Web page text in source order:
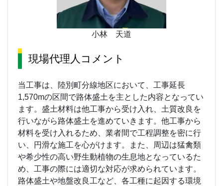
小林 天道
現場代理人コメント
当工事は、陸別町分線地区において、工事延長
1,570mの区間で路体盛土を主とした内容となってい
ます。盛土材料は他工事から受け入れ、土質改良を
行いながら路体盛土を進めていきます。他工事から
材料を受け入れるため、業者間で工程調整を密に行
い、円滑な施工を心がけます。また、周辺は猛禽類
や希少性の高い野生動植物の生息地となっているた
め、工事の際には適切な対応が求められています。
路体盛土や地盤改良工など、各工種に起因する環境